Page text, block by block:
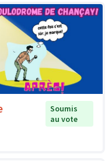
Soumis
au vote